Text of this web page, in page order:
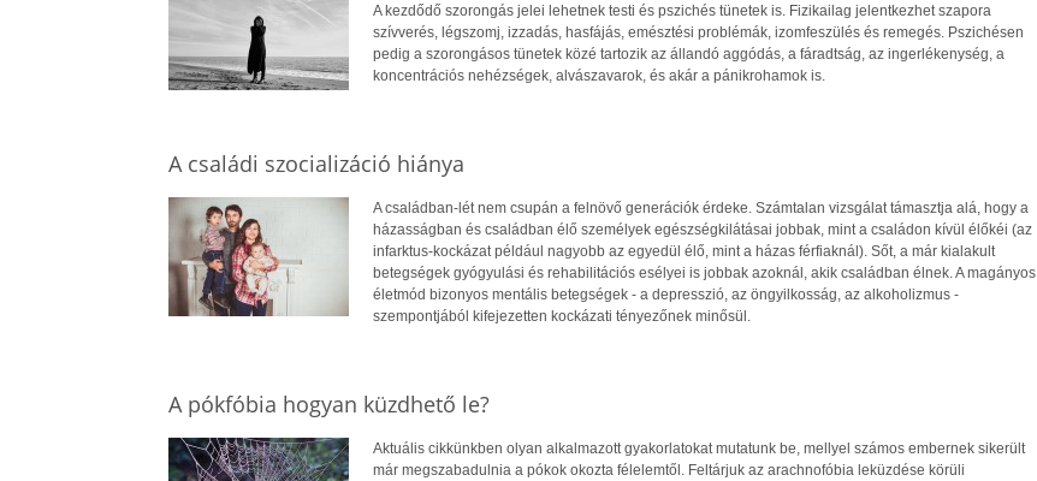
A kezdődő szorongás jelei lehetnek testi és pszichés tünetek is. Fizikailag jelentkezhet szapora
szívverés, légszomj, izzadás, hasfájás, emésztési problémák, izomfeszülés és remegés. Pszichésen
pedig a szorongásos tünetek közé tartozik az állandó aggódás, a fáradtság, az ingerlékenység, a
koncentrációs nehézségek, alvászavarok, és akár a pánikrohamok is.
A családi szocializáció hiánya
A családban-lét nem csupán a felnövő generációk érdeke. Számtalan vizsgálat támasztja alá, hogy a
házasságban és családban élő személyek egészségkilátásai jobbak, mint a családon kívül élőkéi (az
infarktus-kockázat például nagyobb az egyedül élő, mint a házas férfiaknál). Sőt, a már kialakult
betegségek gyógyulási és rehabilitációs esélyei is jobbak azoknál, akik családban élnek. A magányos
életmód bizonyos mentális betegségek - a depresszió, az öngyilkosság, az alkoholizmus -
szempontjából kifejezetten kockázati tényezőnek minősül.
A pókfóbia hogyan küzdhető le?
Aktuális cikkünkben olyan alkalmazott gyakorlatokat mutatunk be, mellyel számos embernek sikerült
már megszabadulnia a pókok okozta félelemtől. Feltárjuk az arachnofóbia leküzdése körüli